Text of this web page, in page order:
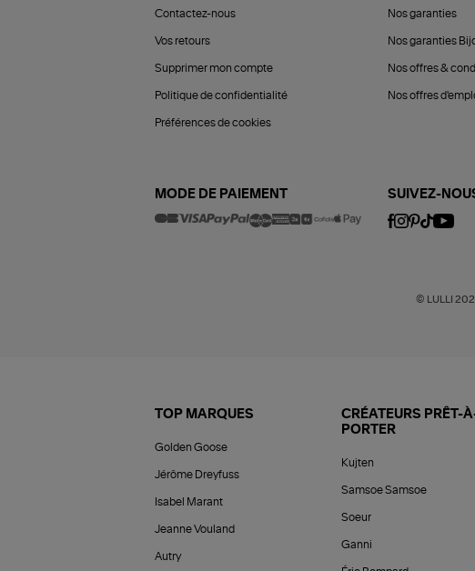
Contactez-nous
Vos retours
Supprimer mon compte
Politique de confidentialité
Préférences de cookies
Nos garanties
Nos garanties
Nos offres &
Nos offres
MODE DE PAIEMENT SUIVEZ-
© LULLI
TOP MARQUES
Golden Goose
Jérôme Dreyfuss
Isabel Marant
Jeanne Vouland
Autry
CRÉATEURS PRÊT-
PORTER
Kujten
Samsoe Samsoe
Soeur
Ganni